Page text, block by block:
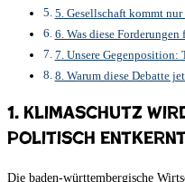
5. Gesellschaft kommt
6. Was diese
7. Unsere Gegenposition:
8. Warum diese Debatte
1. Klimaschutz
politisch
Die baden-württembergische